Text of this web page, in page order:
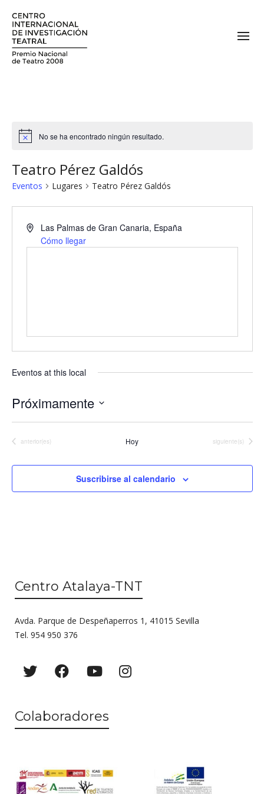
No se ha encontrado ningún resultado.
Teatro Pérez Galdós
Eventos Lugares Teatro Pérez Galdós
Las Palmas de Gran Canaria, España
Cómo llegar
Eventos at this local
Próximamente
Eventos
anterior(es) Hoy Eventos
siguiente(s)
Suscribirse al calendario
Centro Atalaya-TNT
Avda. Parque de Despeñaperros 1, 41015 Sevilla
Tel. 954 950 376
Colaboradores